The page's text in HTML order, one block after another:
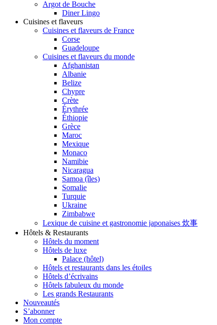
Argot de Bouche
Diner Lingo
Cuisines et flaveurs
Cuisines et flaveurs de France
Corse
Guadeloupe
Cuisines et flaveurs du monde
Afghanistan
Albanie
Belize
Chypre
Crète
Érythrée
Éthiopie
Grèce
Maroc
Mexique
Monaco
Namibie
Nicaragua
Samoa (îles)
Somalie
Turquie
Ukraine
Zimbabwe
Lexique de cuisine et gastronomie japonaises 炊事
Hôtels & Restaurants
Hôtels du moment
Hôtels de luxe
Palace (hôtel)
Hôtels et restaurants dans les étoiles
Hôtels d’écrivains
Hôtels fabuleux du monde
Les grands Restaurants
Nouveautés
S’abonner
Mon compte